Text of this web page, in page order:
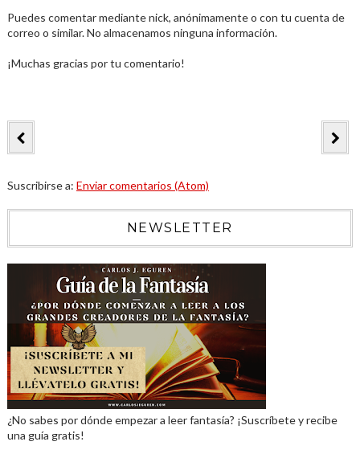
Puedes comentar mediante nick, anónimamente o con tu cuenta de
correo o similar. No almacenamos ninguna información.
¡Muchas gracias por tu comentario!
Suscribirse a: Enviar comentarios (Atom)
NEWSLETTER
¿No sabes por dónde empezar a leer fantasía? ¡Suscríbete y recibe
una guía gratis!